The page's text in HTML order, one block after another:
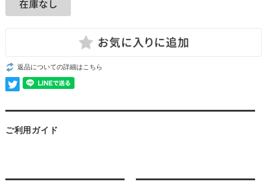
返品についての詳細はこちら
ご利用ガイド